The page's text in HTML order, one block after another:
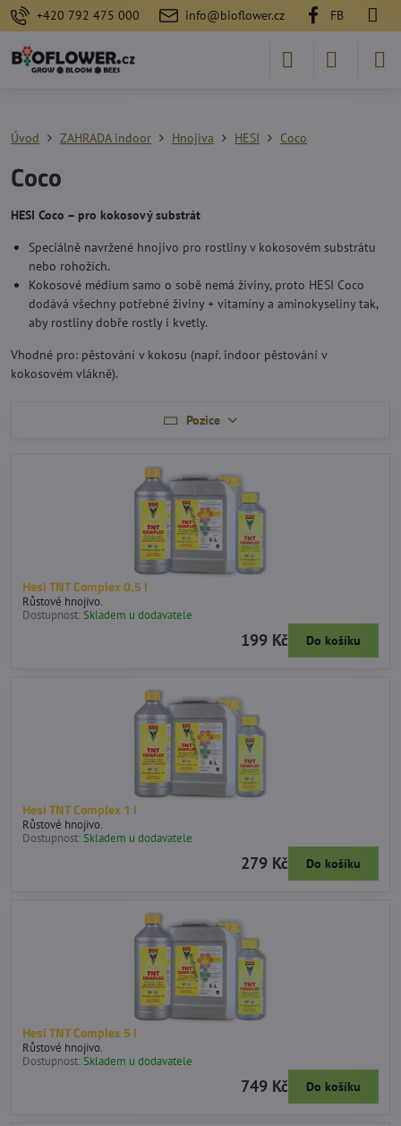
+420 792 475 000 info@bioflower.cz FB
Úvod ZAHRADA indoor Hnojiva HESI Coco
Coco
HESI Coco – pro kokosový substrát
Speciálně navržené hnojivo pro rostliny v kokosovém substrátu
nebo rohožích.
Kokosové médium samo o sobě nemá živiny, proto HESI Coco
dodává všechny potřebné živiny + vitamíny a aminokyseliny tak,
aby rostliny dobře rostly i kvetly.
Vhodné pro: pěstování v kokosu (např. indoor pěstování v
kokosovém vlákně).
Pozice
Hesi TNT Complex 0,5 l
Růstové hnojivo.
Dostupnost:Skladem u dodavatele
199 Kč Do košíku
Hesi TNT Complex 1 l
Růstové hnojivo.
Dostupnost:Skladem u dodavatele
279 Kč Do košíku
Hesi TNT Complex 5 l
Růstové hnojivo.
Dostupnost:Skladem u dodavatele
749 Kč Do košíku